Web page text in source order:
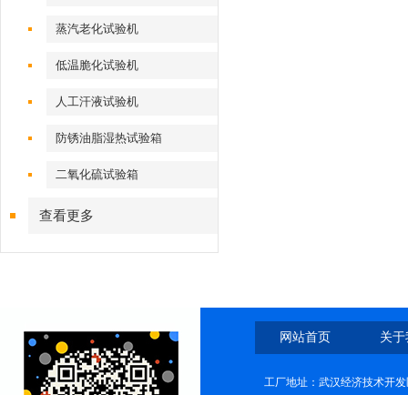
蒸汽老化试验机
低温脆化试验机
人工汗液试验机
防锈油脂湿热试验箱
二氧化硫试验箱
查看更多
网站首页 关
工厂地址：武汉经济技术开